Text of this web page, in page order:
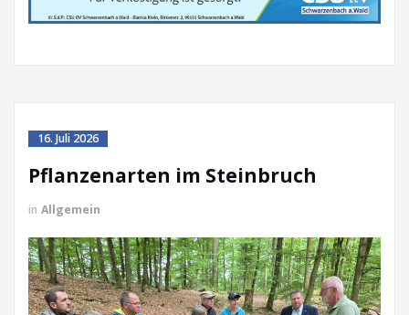
16. Juli 2026
Pflanzenarten im Steinbruch
in Allgemein